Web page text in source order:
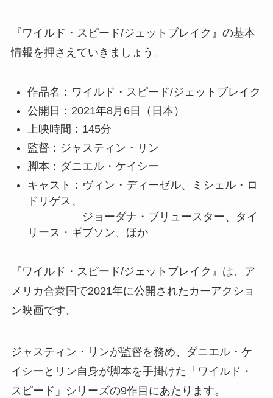
『ワイルド・スピード/ジェットブレイク』の基本
情報を押さえていきましょう。
作品名：ワイルド・スピード/ジェットブレイク
公開日：2021年8月6日（日本）
上映時間：145分
監督：ジャスティン・リン
脚本：ダニエル・ケイシー
キャスト：ヴィン・ディーゼル、ミシェル・ロ
ドリゲス、
ジョーダナ・ブリュースター、タイ
リース・ギブソン、ほか
『ワイルド・スピード/ジェットブレイク』は、ア
メリカ合衆国で2021年に公開されたカーアクショ
ン映画です。
ジャスティン・リンが監督を務め、ダニエル・ケ
イシーとリン自身が脚本を手掛けた「ワイルド・
スピード」シリーズの9作目にあたります。